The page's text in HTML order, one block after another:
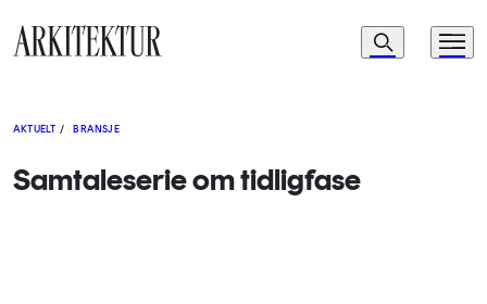
Navigasjon
Søk Meny
AKTUELT / BRANSJE
Samtaleserie om tidligfase